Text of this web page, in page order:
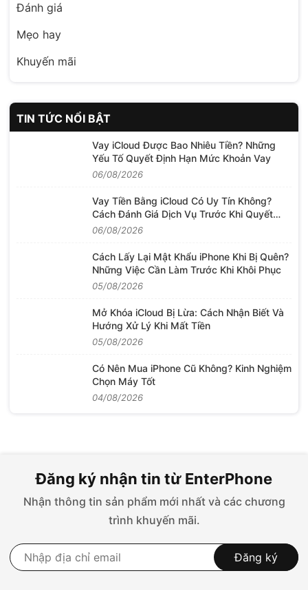
Đánh giá
Mẹo hay
Khuyến mãi
TIN TỨC NỔI BẬT
Vay iCloud Được Bao Nhiêu Tiền? Những
Yếu Tố Quyết Định Hạn Mức Khoản Vay
06/08/2026
Vay Tiền Bằng iCloud Có Uy Tín Không?
Cách Đánh Giá Dịch Vụ Trước Khi Quyết
Định
06/08/2026
Cách Lấy Lại Mật Khẩu iPhone Khi Bị Quên?
Những Việc Cần Làm Trước Khi Khôi Phục
05/08/2026
Mở Khóa iCloud Bị Lừa: Cách Nhận Biết Và
Hướng Xử Lý Khi Mất Tiền
05/08/2026
Có Nên Mua iPhone Cũ Không? Kinh Nghiệm
Chọn Máy Tốt
04/08/2026
Đăng ký nhận tin từ EnterPhone
Nhận thông tin sản phẩm mới nhất và các chương
trình khuyến mãi.
Đăng ký